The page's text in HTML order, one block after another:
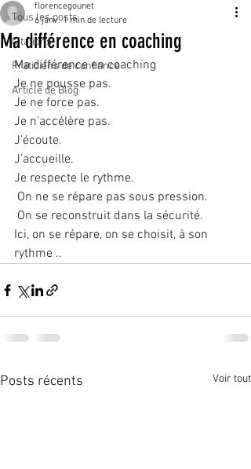
Tous les posts
Citations
Praticiens de confiance
Article de Blog
Ma différence en coaching
florencegounet
6 janv. 1 min de lecture
Ma différence en coaching
Je ne pousse pas.
Je ne force pas.
Je n’accélère pas.
J’écoute.
J’accueille.
Je respecte le rythme.
On ne se répare pas sous pression.
On se reconstruit dans la sécurité.
Ici, on se répare, on se choisit, à son
rythme ..
Posts récents Voir tout